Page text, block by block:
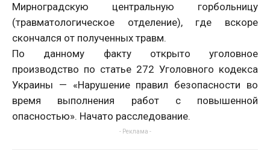
Мирноградскую центральную горбольницу
(травматологическое отделение), где вскоре
скончался от полученных травм.
По данному факту открыто уголовное
производство по статье 272 Уголовного кодекса
Украины — «Нарушение правил безопасности во
время выполнения работ с повышенной
опасностью». Начато расследование.
- Реклама -